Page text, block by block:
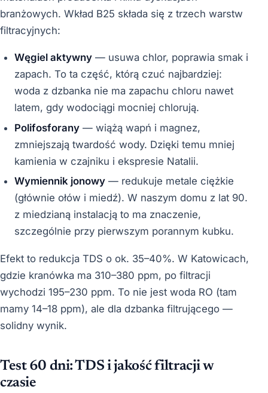
branżowych. Wkład B25 składa się z trzech warstw
filtracyjnych:
Węgiel aktywny — usuwa chlor, poprawia smak i
zapach. To ta część, którą czuć najbardziej:
woda z dzbanka nie ma zapachu chloru nawet
latem, gdy wodociągi mocniej chlorują.
Polifosforany — wiążą wapń i magnez,
zmniejszają twardość wody. Dzięki temu mniej
kamienia w czajniku i ekspresie Natalii.
Wymiennik jonowy — redukuje metale ciężkie
(głównie ołów i miedź). W naszym domu z lat 90.
z miedzianą instalacją to ma znaczenie,
szczególnie przy pierwszym porannym kubku.
Efekt to redukcja TDS o ok. 35–40%. W Katowicach,
gdzie kranówka ma 310–380 ppm, po filtracji
wychodzi 195–230 ppm. To nie jest woda RO (tam
mamy 14–18 ppm), ale dla dzbanka filtrującego —
solidny wynik.
Test 60 dni: TDS i jakość filtracji w
czasie